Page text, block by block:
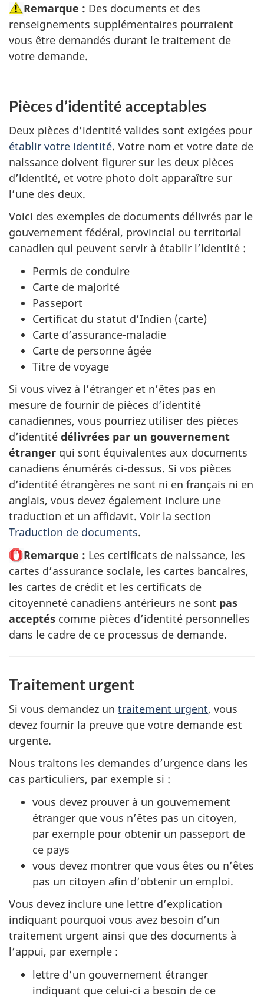
Remarque : Des documents et des
renseignements supplémentaires pourraient
vous être demandés durant le traitement de
votre demande.
Pièces d’identité acceptables
Deux pièces d’identité valides sont exigées pour
établir votre identité. Votre nom et votre date de
naissance doivent figurer sur les deux pièces
d’identité, et votre photo doit apparaître sur
l’une des deux.
Voici des exemples de documents délivrés par le
gouvernement fédéral, provincial ou territorial
canadien qui peuvent servir à établir l’identité :
Permis de conduire
Carte de majorité
Passeport
Certificat du statut d’Indien (carte)
Carte d’assurance-maladie
Carte de personne âgée
Titre de voyage
Si vous vivez à l’étranger et n’êtes pas en
mesure de fournir de pièces d’identité
canadiennes, vous pourriez utiliser des pièces
d’identité délivrées par un gouvernement
étranger qui sont équivalentes aux documents
canadiens énumérés ci-dessus. Si vos pièces
d’identité étrangères ne sont ni en français ni en
anglais, vous devez également inclure une
traduction et un affidavit. Voir la section
Traduction de documents.
Remarque : Les certificats de naissance, les
cartes d’assurance sociale, les cartes bancaires,
les cartes de crédit et les certificats de
citoyenneté canadiens antérieurs ne sont pas
acceptés comme pièces d’identité personnelles
dans le cadre de ce processus de demande.
Traitement urgent
Si vous demandez un traitement urgent, vous
devez fournir la preuve que votre demande est
urgente.
Nous traitons les demandes d’urgence dans les
cas particuliers, par exemple si :
vous devez prouver à un gouvernement
étranger que vous n’êtes pas un citoyen,
par exemple pour obtenir un passeport de
ce pays
vous devez montrer que vous êtes ou n’êtes
pas un citoyen afin d’obtenir un emploi.
Vous devez inclure une lettre d’explication
indiquant pourquoi vous avez besoin d’un
traitement urgent ainsi que des documents à
l’appui, par exemple :
lettre d’un gouvernement étranger
indiquant que celui-ci a besoin de ce